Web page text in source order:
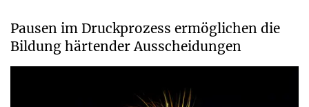
Pausen im Druckprozess ermöglichen die
Bildung härtender Ausscheidungen